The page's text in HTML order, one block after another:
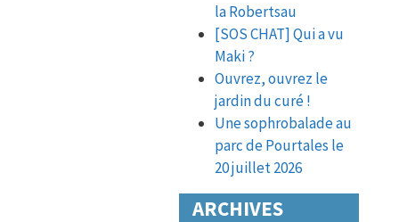
la Robertsau
[SOS CHAT] Qui a vu
Maki ?
Ouvrez, ouvrez le
jardin du curé !
Une sophrobalade au
parc de Pourtales le
20 juillet 2026
ARCHIVES